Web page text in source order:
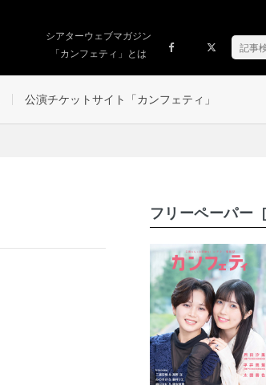
シアターウェブマガジン
「カンフェティ」とは
公演チケットサイト「カンフェティ」
フリーペーパー